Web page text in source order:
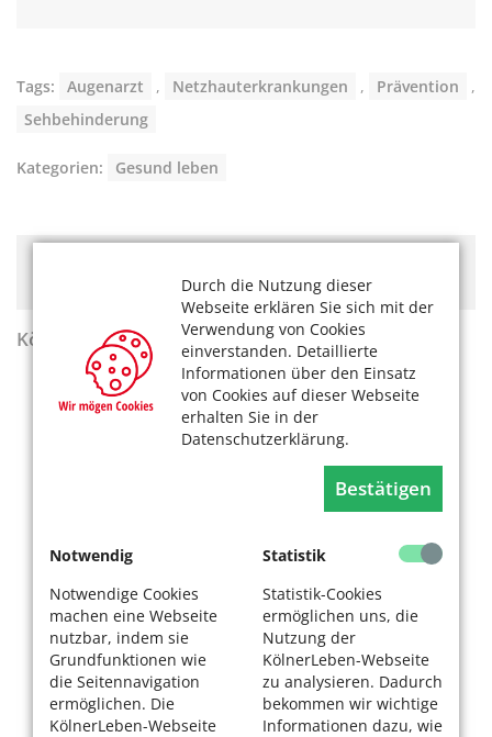
Durch die Nutzung dieser
Webseite erklären Sie sich mit der
Verwendung von Cookies
einverstanden. Detaillierte
Informationen über den Einsatz
von Cookies auf dieser Webseite
erhalten Sie in der
Datenschutzerklärung.
Bestätigen
Notwendig
Notwendige Cookies
machen eine Webseite
nutzbar, indem sie
Grundfunktionen wie
die Seitennavigation
ermöglichen. Die
KölnerLeben-Webseite
Statistik
Statistik-Cookies
ermöglichen uns, die
Nutzung der
KölnerLeben-Webseite
zu analysieren. Dadurch
bekommen wir wichtige
Informationen dazu, wie
Tags: Augenarzt , Netzhauterkrankungen , Prävention
,
Sehbehinderung
Kategorien: Gesund leben
finanzieren. Bitte akzeptieren Sie dieCookie-Meldung
KölnerLeben Sommer 2026